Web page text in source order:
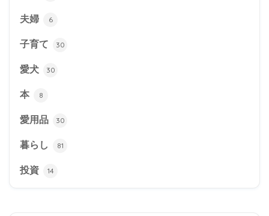
夫婦 6
子育て 30
愛犬 30
本 8
愛用品 30
暮らし 81
投資 14